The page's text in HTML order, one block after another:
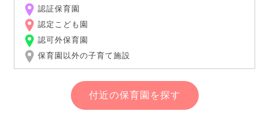
認証保育園
認定こども園
認可外保育園
保育園以外の子育て施設
付近の保育園を探す